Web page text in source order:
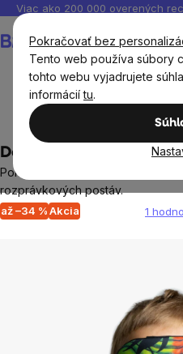
Pokračovať bez
Tento web používa súbory
tohto webu vyjadrujete
informáciítu.
Prejsť
obsah
Viac ako 200 000 overených
Detské masky na
Pohodlná detská maska ​​na
rozprávkových postáv.
až –34 %Akcia
Priemerné
hviezdičiek.
1